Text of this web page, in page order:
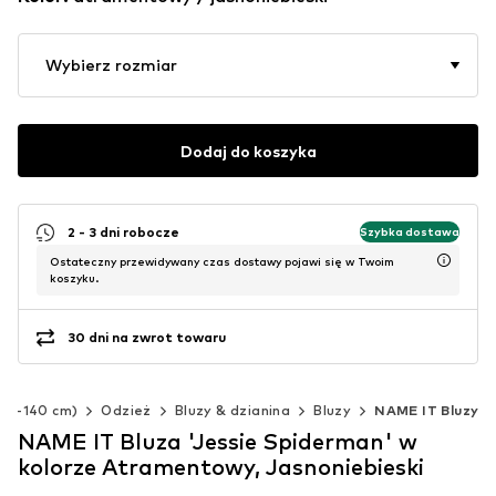
Wybierz rozmiar
Dodaj do koszyka
2 - 3 dni robocze Szybka dostawa
Ostateczny przewidywany czas dostawy pojawi się w Twoim
koszyku.
30 dni na zwrot towaru
140 cm) Odzież Bluzy & dzianina Bluzy NAME IT Bluzy
NAME IT Bluza 'Jessie Spiderman' w
kolorze Atramentowy, Jasnoniebieski